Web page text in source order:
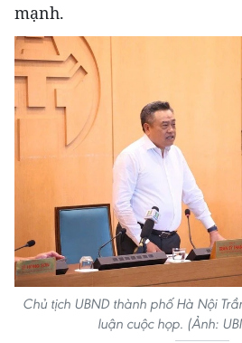
mạnh.
Chủ tịch UBND thành phố Hà Nội
luận cuộc họp. (Ảnh: